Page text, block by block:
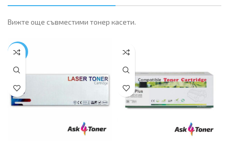
Вижте още съвместими тонер касети.
-41%